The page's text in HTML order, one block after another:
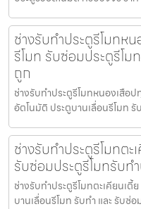
ช่างรับทำประตูรีโมทห
รีโมท รับซ่อมประตูรีโม
ถูก
ช่างรับทำประตูรีโมทหนองเสือ
อัตโนมัติ ประตูบานเลื่อนรีโมท รั
ช่างรับทำประตูรีโมทต
รับซ่อมประตูรีโมทรับท
ช่างรับทำประตูรีโมทตะเคียนเ
บานเลื่อนรีโมท รับทำ และ รับซ่